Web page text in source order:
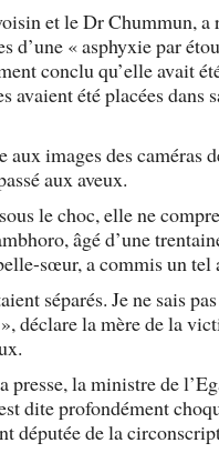
et le Dr Chummun, a
d’une « asphyxie par
conclu qu’elle avait
avaient été placées dans
images des caméras
aux aveux.
le choc, elle ne
âgé d’une
sœur, a commis un tel
séparés. Je ne sais pas
déclare la mère de la
presse, la ministre de
dite profondément
députée de la